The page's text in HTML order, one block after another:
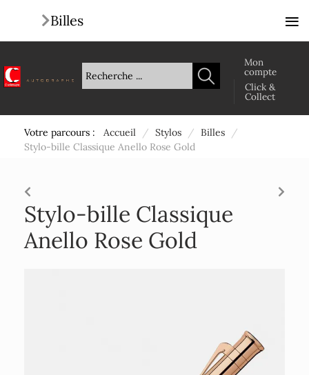
Mon
compte
Click &
Collect
Votre parcours : Accueil / Stylos / Billes
/
Stylo-bille Classique Anello Rose Gold
Stylo-bille Classique
Anello Rose Gold
Billes ≡